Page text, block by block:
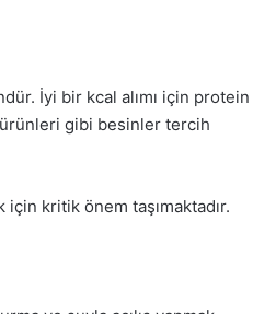
İyi bir kcal alımı için protein
gibi besinler tercih
kritik önem taşımaktadır.